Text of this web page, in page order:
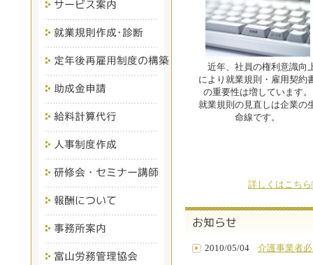
近年、社員の権利意識向
により就業規則・雇用契約
の重要性は増しています。
就業規則の見直しは企業の
命線です。
詳しくはこちら
2010/05/04 介護事業者